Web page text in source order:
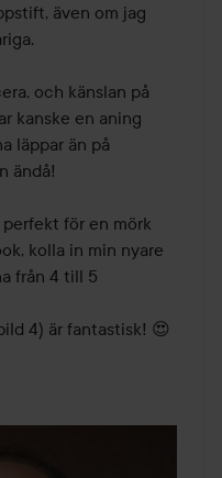
även om jag
och känslan på
kanske en aning
läppar än på
ändå!
för en mörk
kolla in min nyare
från 4 till 5
4) är fantastisk! 😍